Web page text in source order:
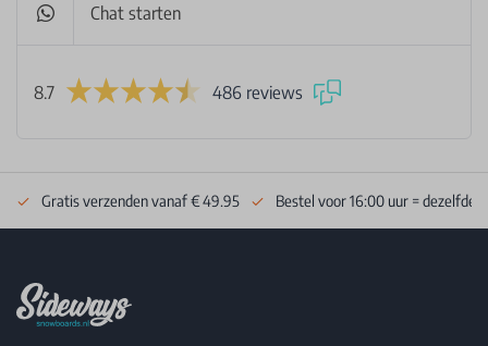
Chat starten
8.7 486 reviews
Gratis verzenden vanaf € 49.95 Bestel voor 16:00 uur = dezelfde